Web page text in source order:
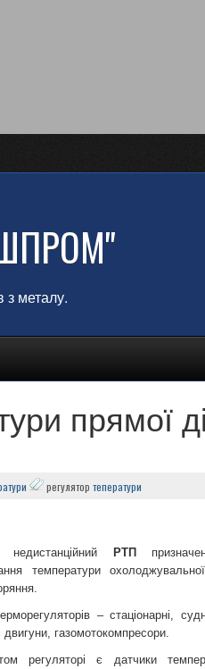
з металу.
прямої
регулятор теператури
недистанційний РТП
температури
– стаціонарні,
двигуни, газомотокомпресори.
регуляторі є датчики